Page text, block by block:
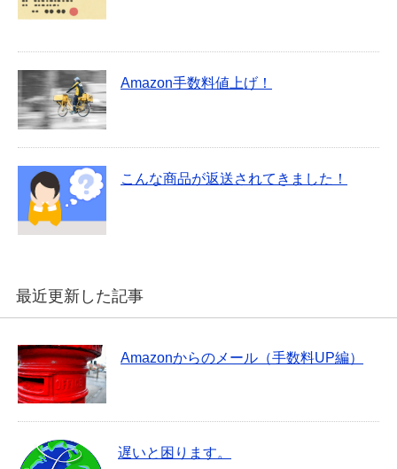
Amazon手数料値上げ！
こんな商品が返送されてきました！
最近更新した記事
Amazonからのメール（手数料UP編）
遅いと困ります。